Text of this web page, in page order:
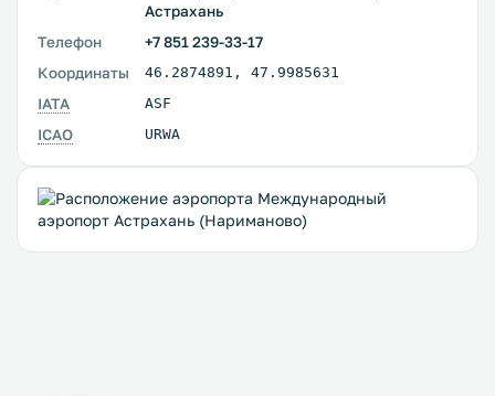
Астрахань
Телефон
+7 851 239-33-17
Координаты
46.2874891 , 47.9985631
IATA ASF
ICAO URWA